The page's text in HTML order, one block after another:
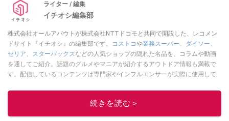
ライター / 編集
イチオシ編集部
株式会社オールアバウトが株式会社NTTドコモと共同で開設した、レコメン
ドサイト『イチオシ』の編集部です。
コストコや業務スーパー、 ダイソー、
セリア、 スターバックスなどの人気ショップの隠れた名品を、コラムや動画
を通してご紹介。話題のグルメやマニアが紹介するアウトドア情報も満載で
す。配信しているコンテンツは専門家やインフルエンサーが実際に使用して
ニュースでフォロー
続きを読む＞